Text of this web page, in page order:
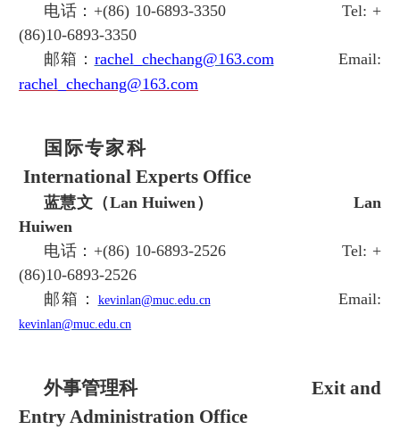
电话：+(86) 10-6893-3350Tel: +
(86)10-6893-3350
邮箱： rachel_chechang@163.com
Email:
rachel_chechang@163.com
国际专家科
International Experts Office
蓝慧文（Lan Huiwen） Lan
Huiwen
电话：+(86) 10-6893-2526Tel: +
(86)10-6893-2526
邮箱：
kevinlan@muc.edu.cn Email:
kevinlan@muc.edu.cn
外事管理科 Exit and
Entry Administration Office